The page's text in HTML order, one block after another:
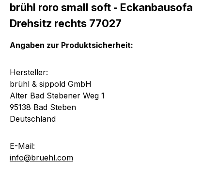
brühl roro small soft - Eckanbausofa
Drehsitz rechts 77027
Angaben zur Produktsicherheit:
Hersteller:
brühl & sippold GmbH
Alter Bad Stebener Weg 1
95138 Bad Steben
Deutschland
E-Mail:
info@bruehl.com